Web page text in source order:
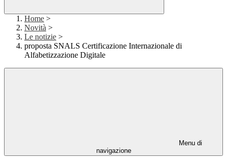
Home >
Novità >
Le notizie >
proposta SNALS Certificazione Internazionale di
Alfabetizzazione Digitale
Menu di
navigazione